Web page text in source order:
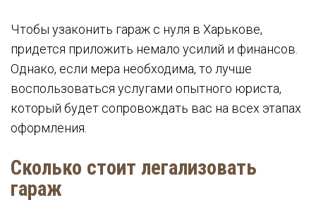
Чтобы узаконить гараж с нуля в Харькове,
придется приложить немало усилий и финансов.
Однако, если мера необходима, то лучше
воспользоваться услугами опытного юриста,
который будет сопровождать вас на всех этапах
оформления.
Сколько стоит легализовать
гараж